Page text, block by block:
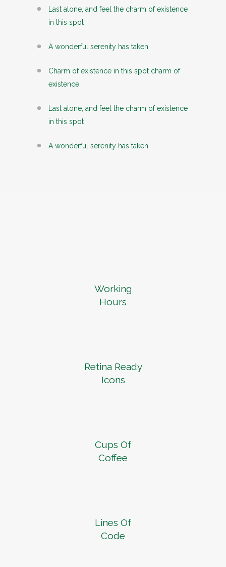
Last alone, and feel the charm of existence
in this spot
A wonderful serenity has taken
Charm of existence in this spot charm of
existence
Last alone, and feel the charm of existence
in this spot
A wonderful serenity has taken
Working
Hours
Retina Ready
Icons
Cups Of
Coffee
Lines Of
Code